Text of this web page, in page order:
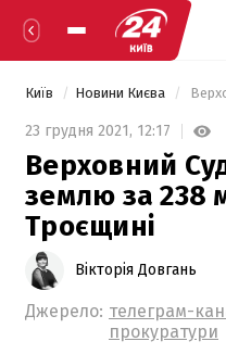
Київ Новини Києва
23 грудня 2021, 12:17
Верховний
землю за 238
Троєщині
Вікторія Довгань
Джерело: телеграм-
прокуратури